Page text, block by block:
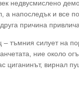
недвусмислено
а напоследък и все
причина
тъмния силует на
ние около
циганинът, вирнал